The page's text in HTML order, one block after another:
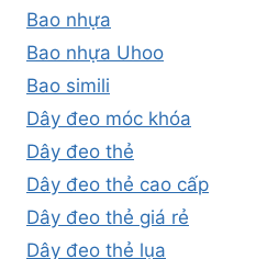
Bao nhựa
Bao nhựa Uhoo
Bao simili
Dây đeo móc khóa
Dây đeo thẻ
Dây đeo thẻ cao cấp
Dây đeo thẻ giá rẻ
Dây đeo thẻ lụa